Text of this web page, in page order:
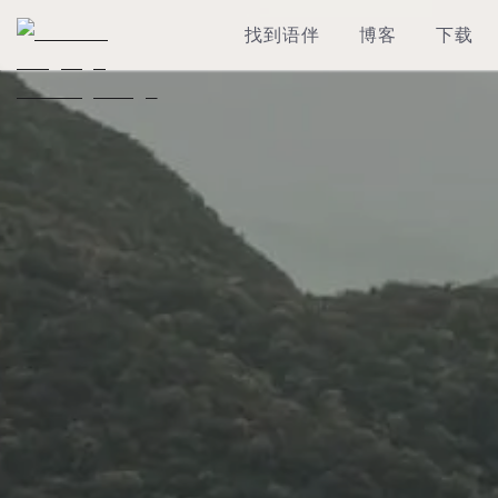
找到语伴 博客 下载